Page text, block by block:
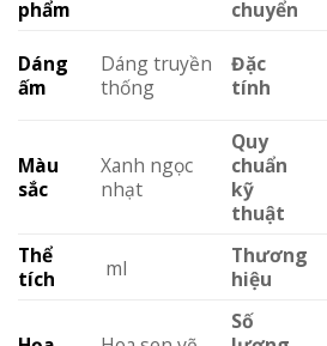
phẩm
chuyển
Dáng
ấm
Dáng truyền
thống
Đặc
tính
Màu
sắc
Xanh ngọc
nhạt
Quy
chuẩn
kỹ
thuật
Thể
tích
ml
Thương
hiệu
Số